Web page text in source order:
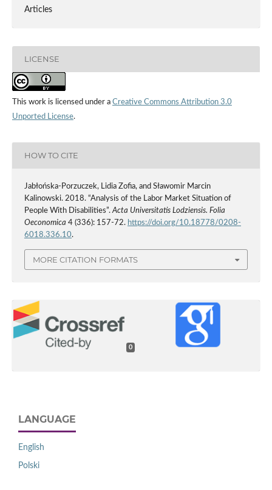
Articles
LICENSE
This work is licensed under a Creative Commons Attribution 3.0
Unported License.
HOW TO CITE
Jabłońska‑Porzuczek, Lidia Zofia, and Sławomir Marcin
Kalinowski. 2018. “Analysis of the Labor Market Situation of
People With Disabilities”.Acta Universitatis Lodziensis. Folia
Oeconomica 4 (336): 157-72. https://doi.org/10.18778/0208-
6018.336.10.
MORE CITATION FORMATS
0
LANGUAGE
English
Polski